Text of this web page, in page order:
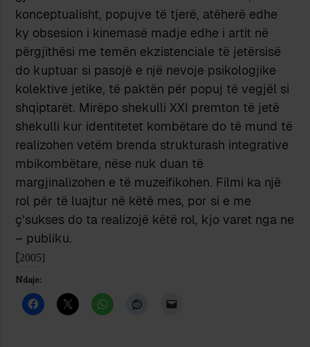
konceptualisht, popujve të tjerë, atëherë edhe
ky obsesion i kinemasë madje edhe i artit në
përgjithësi me temën ekzistenciale të jetërsisë
do kuptuar si pasojë e një nevoje psikologjike
kolektive jetike, të paktën për popuj të vegjël si
shqiptarët. Mirëpo shekulli XXI premton të jetë
shekulli kur identitetet kombëtare do të mund të
realizohen vetëm brenda strukturash integrative
mbikombëtare, nëse nuk duan të
margjinalizohen e të muzeifikohen. Filmi ka një
rol për të luajtur në këtë mes, por si e me
ç’sukses do ta realizojë këtë rol, kjo varet nga ne
– publiku.
[2005]
Ndaje: